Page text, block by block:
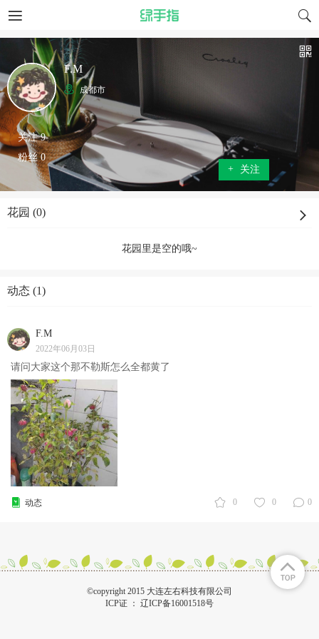
关注 9
粉丝 0
F.M
成都市
+ 关注
花园 (0)
花园里是空的哦~
动态 (1)
F.M
2022年06月03日
请问大家这个那不勒斯怎么全都黄了
0 0 0
动态
©copyright 2015 大连左右科技有限公司
ICP证 ： 辽ICP备16001518号